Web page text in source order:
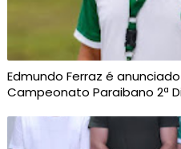
Edmundo Ferraz é
Campeonato Paraibano 2ª